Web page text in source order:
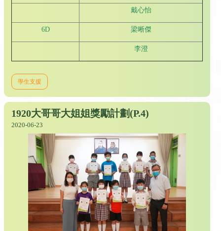
戴心怡
6D 梁晰傑
李澄
學生支援
1920大哥哥大姐姐獎勵計劃(P.4)
2020-06-23